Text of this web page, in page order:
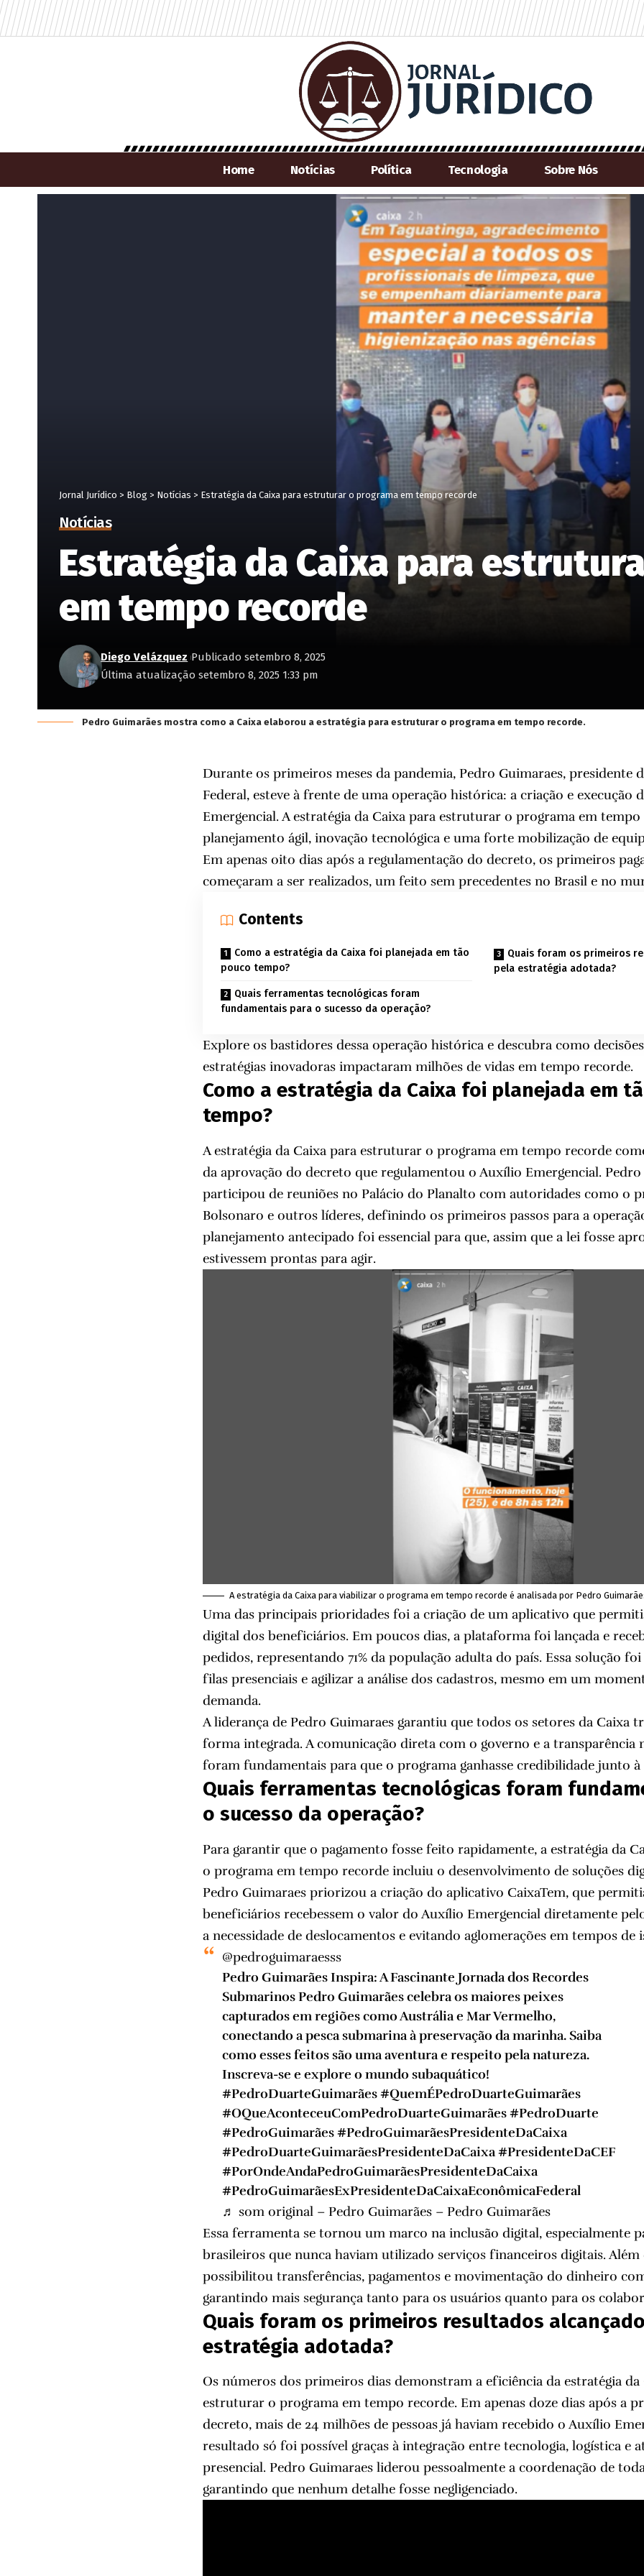
Home Notícias Política Tecnologia Sobre Nós
Jornal Jurídico > Blog > Notícias > Estratégia da Caixa para estruturar o programa em tempo recorde
Notícias
Estratégia da Caixa para
em tempo recorde
Última atualização setembro 8, 2025 1:33 pm
Diego Velázquez Publicado setembro 8, 2025
Pedro Guimarães mostra como a Caixa elaborou a estratégia para estruturar o programa em tempo recorde.
Durante os primeiros meses da pandemia, Pedro Guimaraes, presidente
Federal, esteve à frente de uma operação histórica: a criação e execução
Emergencial. A estratégia da Caixa para estruturar o programa em
planejamento ágil, inovação tecnológica e uma forte mobilização de
Em apenas oito dias após a regulamentação do decreto, os primeiros
começaram a ser realizados, um feito sem precedentes no Brasil e no
Contents
Como a estratégia da Caixa foi planejada em tão
pouco tempo?
Quais ferramentas tecnológicas foram
fundamentais para o sucesso da operação?
Quais foram os primeiros
pela estratégia adotada?
Explore os bastidores dessa operação histórica e descubra como
estratégias inovadoras impactaram milhões de vidas em tempo recorde.
Como a estratégia da Caixa foi planejada em
tempo?
A estratégia da Caixa para estruturar o programa em tempo recorde
da aprovação do decreto que regulamentou o Auxílio Emergencial. Pedro
participou de reuniões no Palácio do Planalto com autoridades como o
Bolsonaro e outros líderes, definindo os primeiros passos para a
planejamento antecipado foi essencial para que, assim que a lei fosse
estivessem prontas para agir.
A estratégia da Caixa para viabilizar o programa em tempo recorde é analisada por Pedro
Uma das principais prioridades foi a criação de um aplicativo que
digital dos beneficiários. Em poucos dias, a plataforma foi lançada e
pedidos, representando 71% da população adulta do país. Essa solução
filas presenciais e agilizar a análise dos cadastros, mesmo em um
demanda.
A liderança de Pedro Guimaraes garantiu que todos os setores da Caixa
forma integrada. A comunicação direta com o governo e a transparência
foram fundamentais para que o programa ganhasse credibilidade junto à
Quais ferramentas tecnológicas foram
o sucesso da operação?
Para garantir que o pagamento fosse feito rapidamente, a estratégia da
o programa em tempo recorde incluiu o desenvolvimento de soluções
Pedro Guimaraes priorizou a criação do aplicativo CaixaTem, que
beneficiários recebessem o valor do Auxílio Emergencial diretamente
a necessidade de deslocamentos e evitando aglomerações em tempos de
@pedroguimaraesss
Pedro Guimarães Inspira: A Fascinante Jornada dos Recordes
Submarinos Pedro Guimarães celebra os maiores peixes
capturados em regiões como Austrália e Mar Vermelho,
conectando a pesca submarina à preservação da marinha. Saiba
como esses feitos são uma aventura e respeito pela natureza.
Inscreva-se e explore o mundo subaquático!
#PedroDuarteGuimarães#QuemÉPedroDuarteGuimarães
#OQueAconteceuComPedroDuarteGuimarães#PedroDuarte
#PedroGuimarães#PedroGuimarãesPresidenteDaCaixa
#PedroDuarteGuimarãesPresidenteDaCaixa#PresidenteDaCEF
#PorOndeAndaPedroGuimarãesPresidenteDaCaixa
#PedroGuimarãesExPresidenteDaCaixaEconômicaFederal
♬ som original – Pedro Guimarães – Pedro Guimarães
Essa ferramenta se tornou um marco na inclusão digital, especialmente
brasileiros que nunca haviam utilizado serviços financeiros digitais.
possibilitou transferências, pagamentos e movimentação do dinheiro
garantindo mais segurança tanto para os usuários quanto para os
Quais foram os primeiros resultados
estratégia adotada?
Os números dos primeiros dias demonstram a eficiência da estratégia da
estruturar o programa em tempo recorde. Em apenas doze dias após a
decreto, mais de 24 milhões de pessoas já haviam recebido o Auxílio
resultado só foi possível graças à integração entre tecnologia, logística e
presencial. Pedro Guimaraes liderou pessoalmente a coordenação de
garantindo que nenhum detalhe fosse negligenciado.